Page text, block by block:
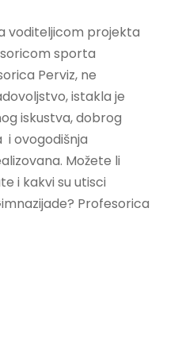
voditeljicom projekta
sporta
Perviz, ne
istakla je
iskustva, dobrog
i ovogodišnja
Možete li
i kakvi su utisci
Profesorica